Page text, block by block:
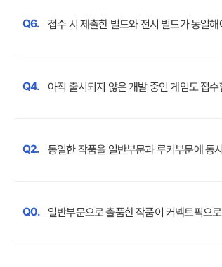
Q6. 접수 시 제출한 빌드와 전시 빌드가 동
Q4. 아직 출시되지 않은 개발 중인 게임도 접
Q2. 동일한 작품을 일반부문과 루키부문에
Q0. 일반부문으로 출품한 작품이 커넥트픽